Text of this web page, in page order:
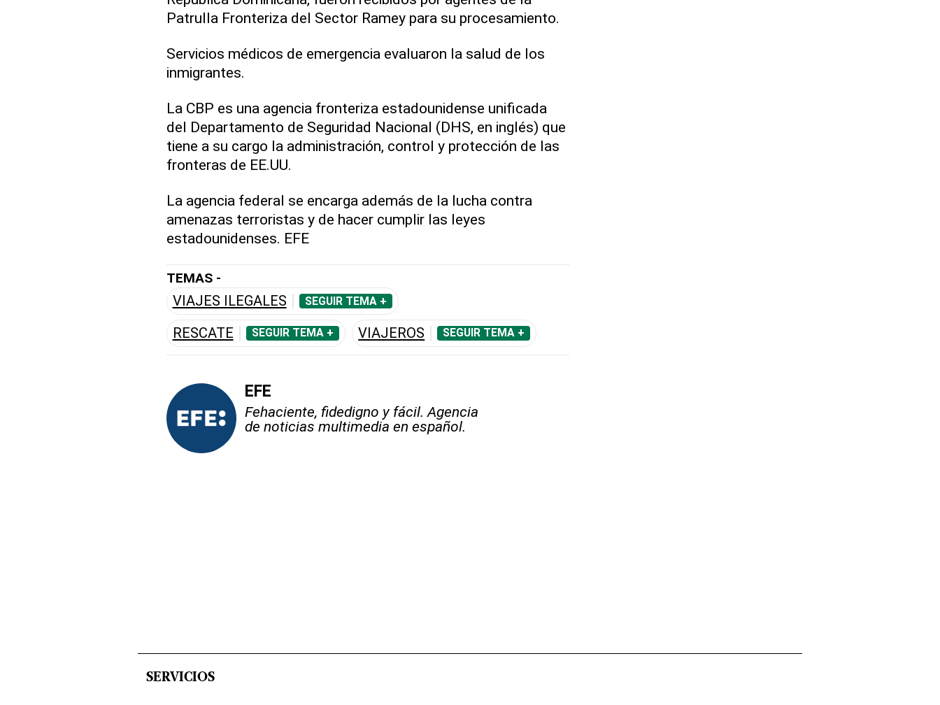
Patrulla Fronteriza del Sector Ramey para su procesamiento.
Servicios médicos de emergencia evaluaron la salud de los
inmigrantes.
La CBP es una agencia fronteriza estadounidense unificada
del Departamento de Seguridad Nacional (DHS, en inglés) que
tiene a su cargo la administración, control y protección de las
fronteras de EE.UU.
La agencia federal se encarga además de la lucha contra
amenazas terroristas y de hacer cumplir las leyes
estadounidenses. EFE
TEMAS -
VIAJES ILEGALES SEGUIR TEMA +
RESCATE SEGUIR TEMA + VIAJEROS SEGUIR TEMA +
EFE
Fehaciente, fidedigno y fácil. Agencia
de noticias multimedia en español.
SERVICIOS